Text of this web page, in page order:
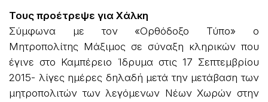
Τους προέτρεψε για Χάλκη
Σύμφωνα με τον «Ορθόδοξο Τύπο» ο
Μητροπολίτης Μάξιμος σε σύναξη κληρικών που
έγινε στο Καμπέρειο Ίδρυμα στις 17 Σεπτεμβρίου
2015- λίγες ημέρες δηλαδή μετά την μετάβαση των
μητροπολιτών των λεγόμενων Νέων Χωρών στην